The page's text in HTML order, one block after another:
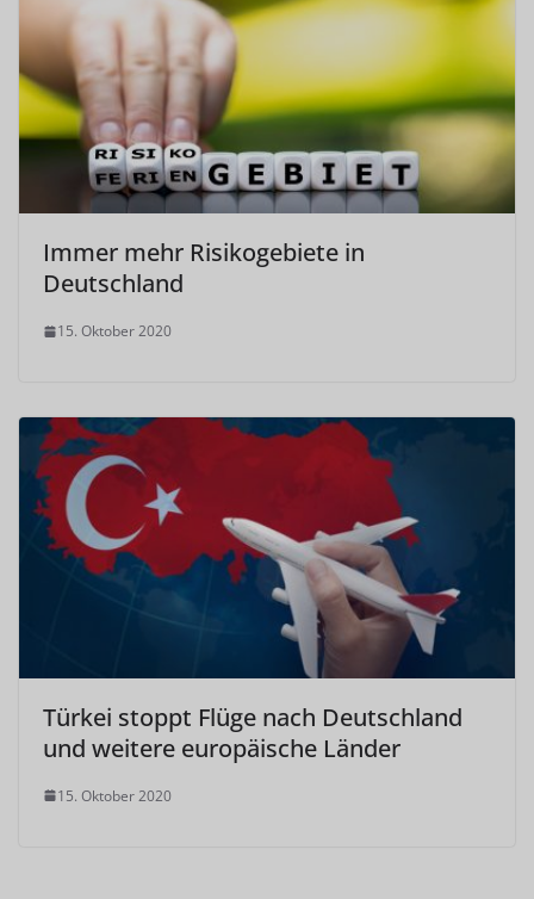
Immer mehr Risikogebiete in
Deutschland
15. Oktober 2020
Türkei stoppt Flüge nach Deutschland
und weitere europäische Länder
15. Oktober 2020